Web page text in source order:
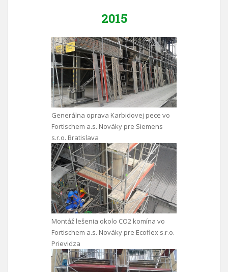
2015
Generálna oprava Karbidovej pece vo
Fortischem a.s. Nováky pre Siemens
s.r.o. Bratislava
Montáž lešenia okolo CO2 komína vo
Fortischem a.s. Nováky pre Ecoflex s.r.o.
Prievidza